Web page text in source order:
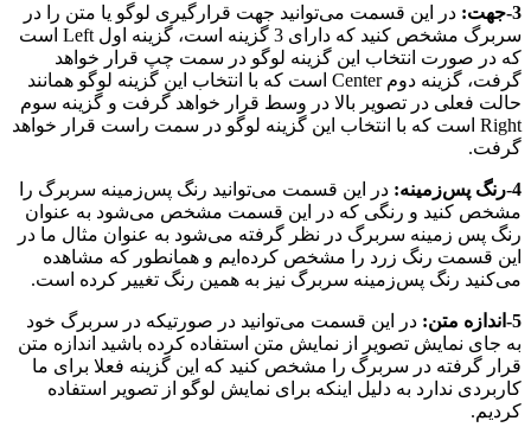
3-جهت:
در این قسمت می‌توانید جهت قرارگیری لوگو یا متن را در
سربرگ مشخص کنید که دارای 3 گزینه است، گزینه اول Left است
که در صورت انتخاب این گزینه لوگو در سمت چپ قرار خواهد
گرفت، گزینه دوم Center است که با انتخاب این گزینه لوگو همانند
حالت فعلی در تصویر بالا در وسط قرار خواهد گرفت و گزینه سوم
Right است که با انتخاب این گزینه لوگو در سمت راست قرار خواهد
گرفت.
4-رنگ پس‌زمینه:
در این قسمت می‌توانید رنگ پس‌زمینه سربرگ را
مشخص کنید و رنگی که در این قسمت مشخص می‌شود به عنوان
رنگ پس زمینه سربرگ در نظر گرفته می‌شود به عنوان مثال ما در
این قسمت رنگ زرد را مشخص کرده‌ایم و همانطور که مشاهده
می‌کنید رنگ پس‌زمینه سربرگ نیز به همین رنگ تغییر کرده است.
5-اندازه متن:
در این قسمت می‌توانید در صورتیکه در سربرگ خود
به جای نمایش تصویر از نمایش متن استفاده کرده باشید اندازه متن
قرار گرفته در سربرگ را مشخص کنید که این گزینه فعلا برای ما
کاربردی ندارد به دلیل اینکه برای نمایش لوگو از تصویر استفاده
کردیم.